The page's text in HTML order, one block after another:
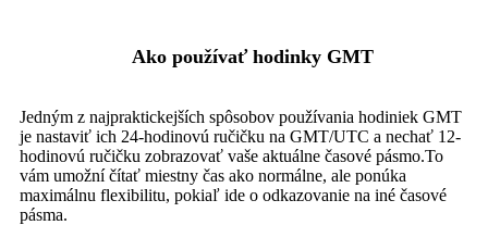
Ako používať hodinky GMT
Jedným z najpraktickejších spôsobov používania hodiniek GMT
je nastaviť ich 24-hodinovú ručičku na GMT/UTC a nechať 12-
hodinovú ručičku zobrazovať vaše aktuálne časové pásmo.To
vám umožní čítať miestny čas ako normálne, ale ponúka
maximálnu flexibilitu, pokiaľ ide o odkazovanie na iné časové
pásma.